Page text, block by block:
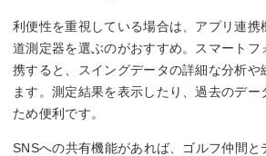
利便性を重視している場合は、アプリ連携
道測定器を選ぶのがおすすめ。スマートフ
携すると、スイングデータの詳細な分析や
ます。測定結果を表示したり、過去のデー
ため便利です。
SNSへの共有機能があれば、ゴルフ仲間と